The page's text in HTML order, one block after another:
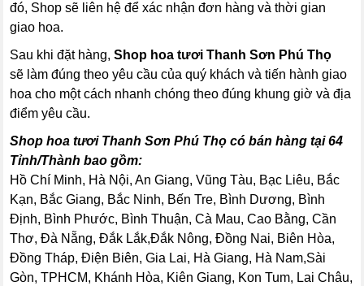
đó, Shop sẽ liên hệ để xác nhận đơn hàng và thời gian
giao hoa.
Sau khi đặt hàng,Shop hoa tươi Thanh Sơn Phú Thọ
sẽ làm đúng theo yêu cầu của quý khách và tiến hành giao
hoa cho một cách nhanh chóng theo đúng khung giờ và địa
điểm yêu cầu.
Shop hoa tươi Thanh Sơn Phú Thọ có bán hàng tại 64
Tỉnh/Thành bao gồm:
Hồ Chí Minh, Hà Nội, An Giang, Vũng Tàu, Bạc Liêu, Bắc
Kạn, Bắc Giang, Bắc Ninh, Bến Tre, Bình Dương, Bình
Định, Bình Phước, Bình Thuận, Cà Mau, Cao Bằng, Cần
Thơ, Đà Nẵng, Đắk Lắk,Đắk Nông, Đồng Nai, Biên Hòa,
Đồng Tháp, Điện Biên, Gia Lai, Hà Giang, Hà Nam,Sài
Gòn, TPHCM, Khánh Hòa, Kiên Giang, Kon Tum, Lai Châu,